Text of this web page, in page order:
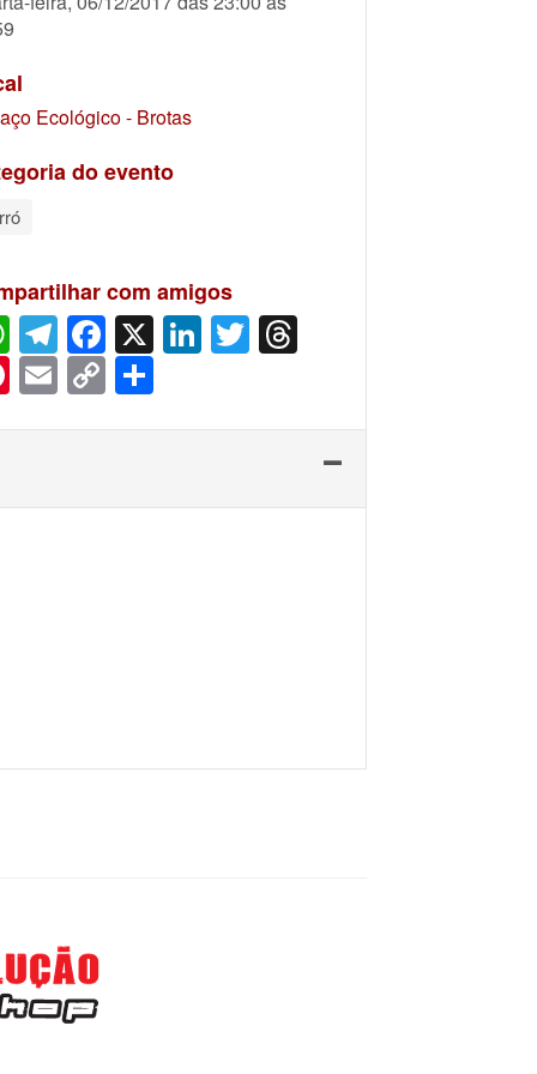
Ecológico - Brotas
do evento
com amigos
WhatsApp
Telegram
Facebook
X LinkedIn
Twitter
Pinterest
Email
Copy
Link